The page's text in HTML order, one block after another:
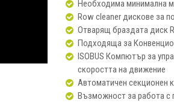
Необходима минимална
Row cleaner дискове за
Отварящ браздата диск
Подходяща за
ISOBUS Компютър за
скоростта на движение
Автоматичен секционен
Възможност за работа с